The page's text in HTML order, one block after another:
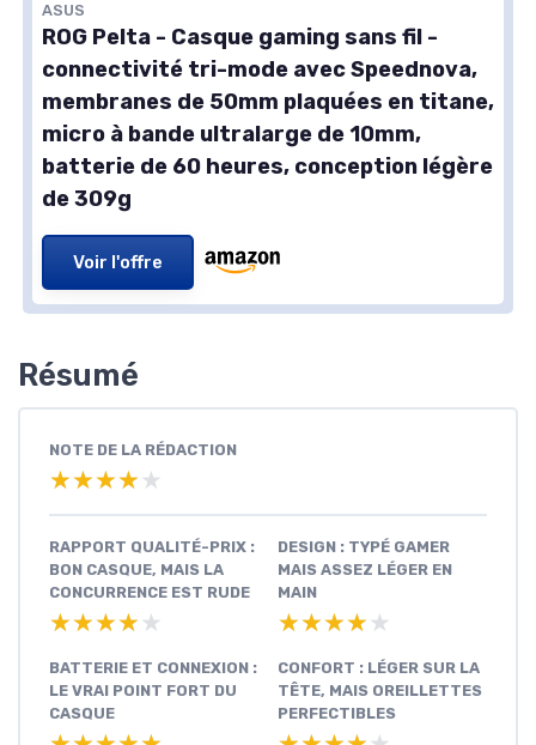
ASUS
ROG Pelta - Casque gaming sans fil -
connectivité tri-mode avec Speednova,
membranes de 50mm plaquées en titane,
micro à bande ultralarge de 10mm,
batterie de 60 heures, conception légère
de 309g
Voir l'offre
Résumé
NOTE DE LA RÉDACTION
★★★★★
★★★★★
RAPPORT QUALITÉ-PRIX :
BON CASQUE, MAIS LA
CONCURRENCE EST RUDE
★★★★★
★★★★★
DESIGN : TYPÉ GAMER
MAIS ASSEZ LÉGER EN
MAIN
★★★★★
★★★★★
BATTERIE ET CONNEXION :
LE VRAI POINT FORT DU
CASQUE
CONFORT : LÉGER SUR LA
TÊTE, MAIS OREILLETTES
PERFECTIBLES